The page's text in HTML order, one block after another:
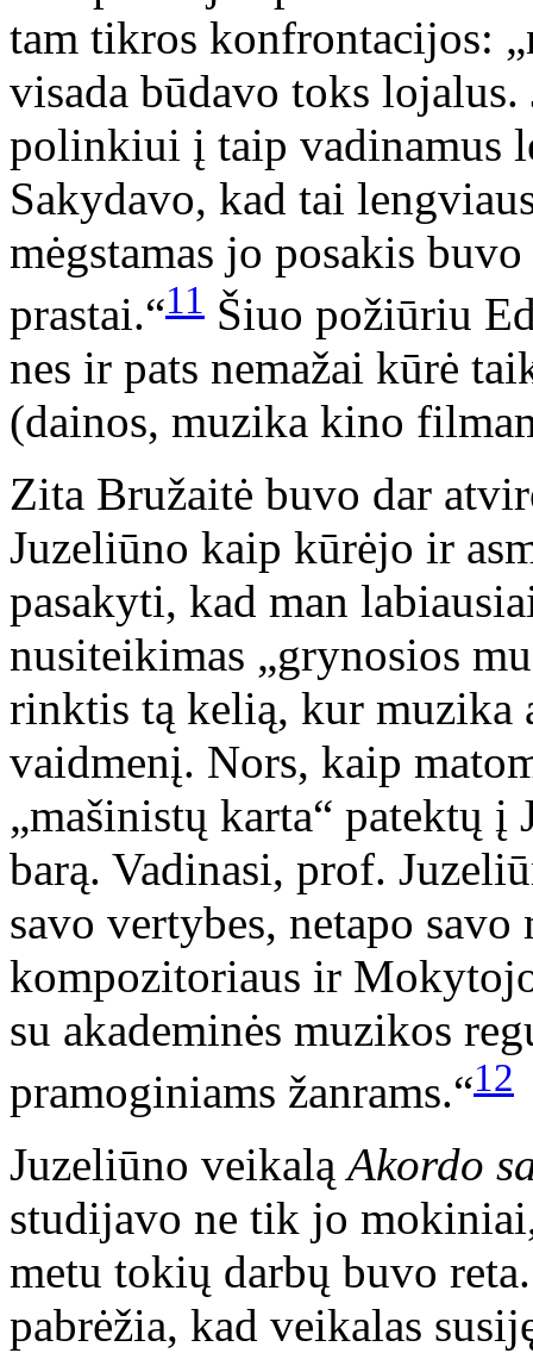
tam tikros konfrontacijos:
visada būdavo toks
polinkiui į taip vadinamus
Sakydavo, kad tai
mėgstamas jo posakis
prastai.“11 Šiuo požiūriu
nes ir pats nemažai kūrė
(dainos, muzika kino
Zita Bružaitė buvo dar
Juzeliūno kaip kūrėjo ir
pasakyti, kad man
nusiteikimas „grynosios
rinktis tą kelią, kur muzika
vaidmenį. Nors, kaip
„mašinistų karta“ patektų
barą. Vadinasi, prof.
savo vertybes, netapo
kompozitoriaus ir
su akademinės muzikos
pramoginiams žanrams.“12
Juzeliūno veikaląAkordo
studijavo ne tik jo
metu tokių darbų buvo
pabrėžia, kad veikalas